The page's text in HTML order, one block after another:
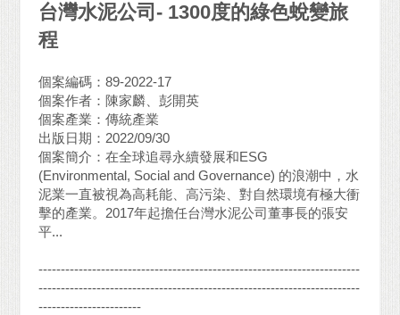
台灣水泥公司- 1300度的綠色蛻變旅
程
個案編碼：89-2022-17
個案作者：陳家麟、彭開英
個案產業：傳統產業
出版日期：2022/09/30
個案簡介：在全球追尋永續發展和ESG
(Environmental, Social and Governance) 的浪潮中，水
泥業一直被視為高耗能、高污染、對自然環境有極大衝
擊的產業。2017年起擔任台灣水泥公司董事長的張安
平...
------------------------------------------------------------------------
------------------------------------------------------------------------
-----------------------